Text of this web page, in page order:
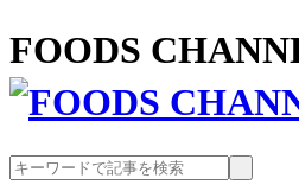
FOODS